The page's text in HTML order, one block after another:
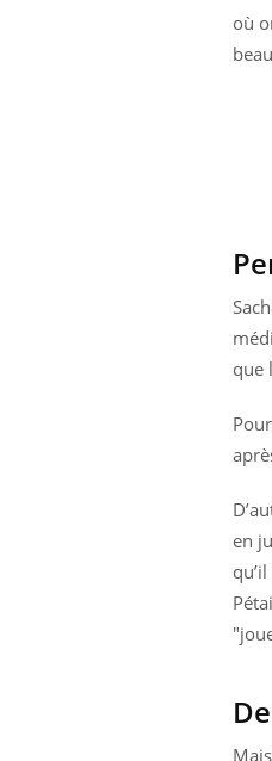
où
que
en
Carence en